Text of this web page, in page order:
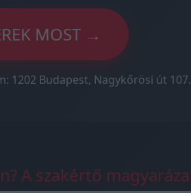
MOST →
1202 Budapest, Nagykőrösi út 107.
A szakértő